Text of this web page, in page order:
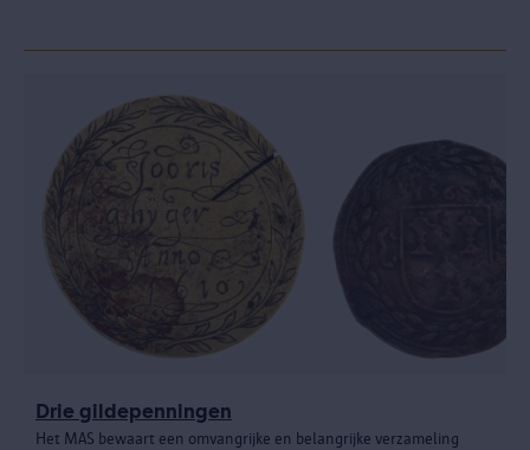
Drie gildepenningen
Het MAS bewaart een omvangrijke en belangrijke verzameling